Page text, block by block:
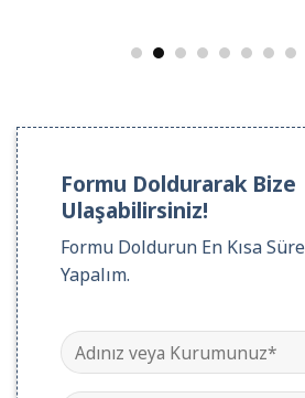
Formu Doldurarak Bize
Ulaşabilirsiniz!
Formu Doldurun En Kısa
Yapalım.